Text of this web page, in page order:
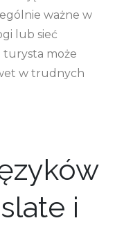
ważne w
lub sieć
turysta może
w trudnych
i